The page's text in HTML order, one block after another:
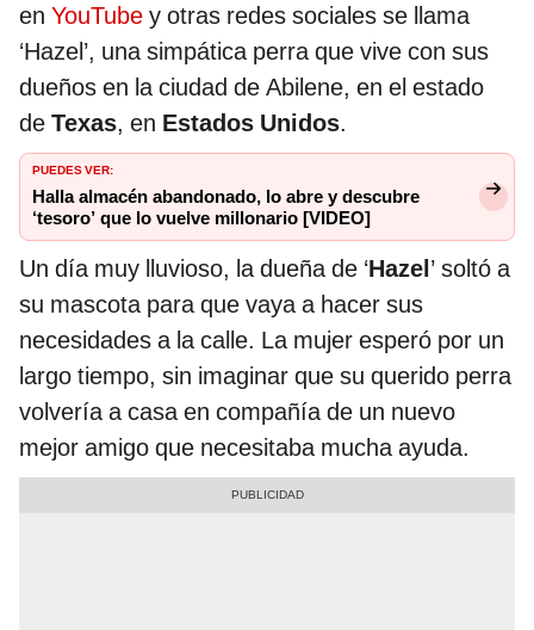
en YouTube y otras redes sociales se llama
‘Hazel’, una simpática perra que vive con sus
dueños en la ciudad de Abilene, en el estado
de Texas, en Estados Unidos.
PUEDES VER:
Halla almacén abandonado, lo abre y descubre
‘tesoro’ que lo vuelve millonario [VIDEO]
Un día muy lluvioso, la dueña de ‘Hazel’ soltó a
su mascota para que vaya a hacer sus
necesidades a la calle. La mujer esperó por un
largo tiempo, sin imaginar que su querido perra
volvería a casa en compañía de un nuevo
mejor amigo que necesitaba mucha ayuda.